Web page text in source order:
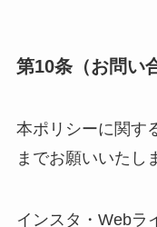
第10条（お問い
本ポリシーに関す
までお願いいたし
インスタ・Webラ